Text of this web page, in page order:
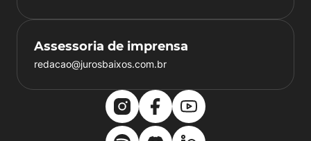
Assessoria de imprensa
redacao@jurosbaixos.com.br